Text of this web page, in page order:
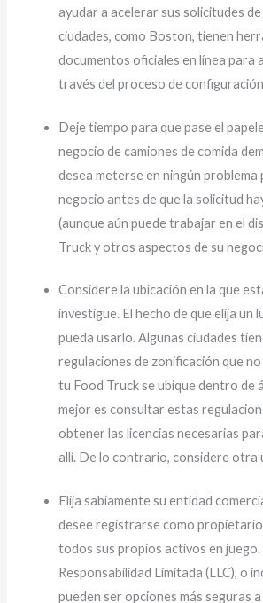
ayudar a acelerar sus solicitudes
ciudades, como Boston, tienen
documentos oficiales en línea para
través del proceso de
Deje tiempo para que pase el
negocio de camiones de comida
desea meterse en ningún problema
negocio antes de que la solicitud
(aunque aún puede trabajar en el
Truck y otros aspectos de su
Considere la ubicación en la que
investigue. El hecho de que elija un
pueda usarlo. Algunas ciudades
regulaciones de zonificación que
tu Food Truck se ubique dentro de
mejor es consultar estas
obtener las licencias necesarias
allí. De lo contrario, considere otra
Elija sabiamente su entidad
desee registrarse como
todos sus propios activos en juego.
Responsabilidad Limitada (LLC), o
pueden ser opciones más seguras